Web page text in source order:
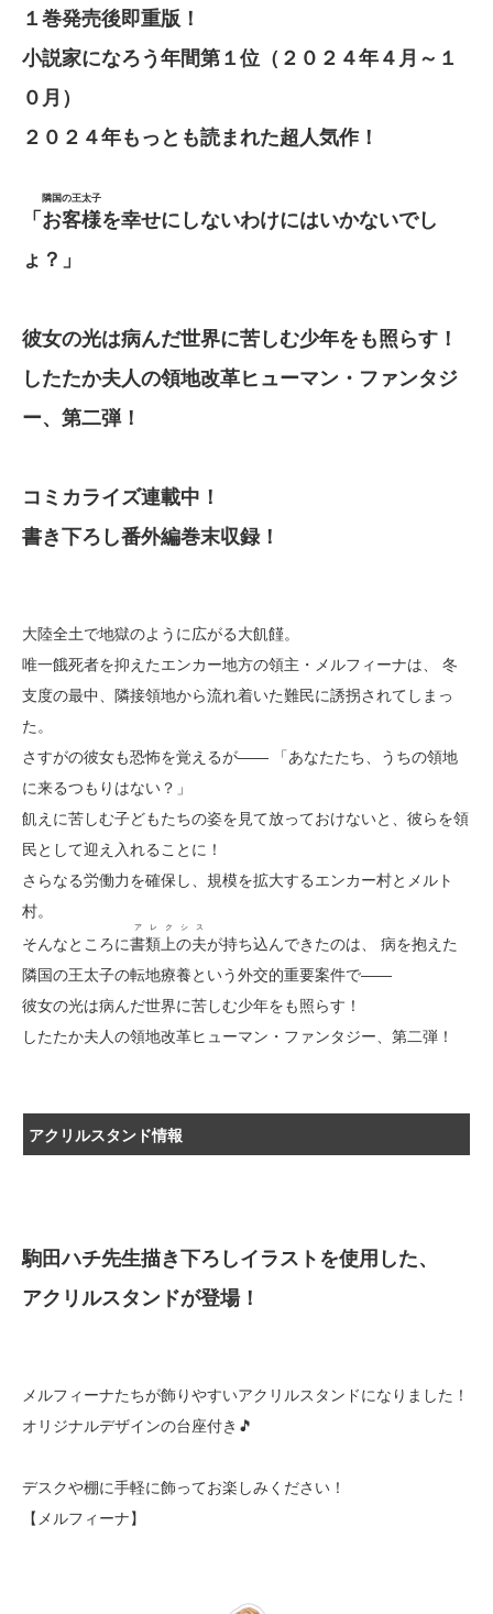
１巻発売後即重版！
小説家になろう年間第１位（２０２４年４月～１
０月）
２０２４年もっとも読まれた超人気作！
「お客様
隣国の王太子
を幸せにしないわけにはいかないでし
ょ？」
彼女の光は病んだ世界に苦しむ少年をも照らす！
したたか夫人の領地改革ヒューマン・ファンタジ
ー、第二弾！
コミカライズ連載中！
書き下ろし番外編巻末収録！
大陸全土で地獄のように広がる大飢饉。
唯一餓死者を抑えたエンカー地方の領主・メルフィーナは、 冬
支度の最中、隣接領地から流れ着いた難民に誘拐されてしまっ
た。
さすがの彼女も恐怖を覚えるが―― 「あなたたち、うちの領地
に来るつもりはない？」
飢えに苦しむ子どもたちの姿を見て放っておけないと、彼らを領
民として迎え入れることに！
さらなる労働力を確保し、規模を拡大するエンカー村とメルト
村。
そんなところに書類上の夫
アレクシス
が持ち込んできたのは、 病を抱えた
隣国の王太子の転地療養という外交的重要案件で――
彼女の光は病んだ世界に苦しむ少年をも照らす！
したたか夫人の領地改革ヒューマン・ファンタジー、第二弾！
アクリルスタンド情報
駒田ハチ先生描き下ろしイラストを使用した、
アクリルスタンドが登場！
メルフィーナたちが飾りやすいアクリルスタンドになりました！
オリジナルデザインの台座付き🎵
デスクや棚に手軽に飾ってお楽しみください！
【メルフィーナ】